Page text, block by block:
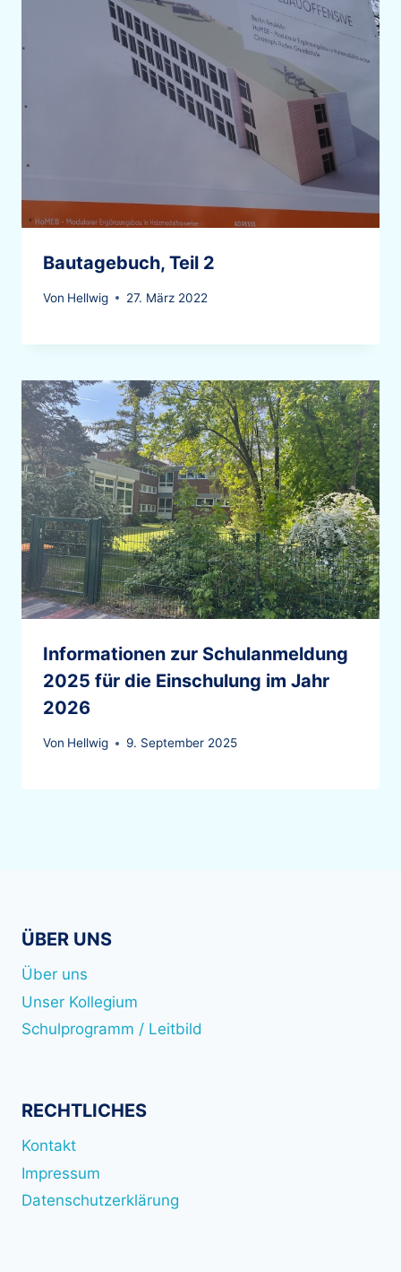
Bautagebuch, Teil 2
Von Hellwig 27. März 2022
Informationen zur Schulanmeldung
2025 für die Einschulung im Jahr
2026
Von Hellwig 9. September 2025
ÜBER UNS
Über uns
Unser Kollegium
Schulprogramm / Leitbild
RECHTLICHES
Kontakt
Impressum
Datenschutzerklärung